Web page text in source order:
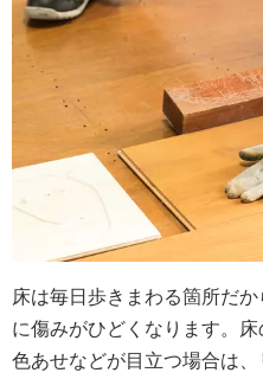
床は毎日歩きまわる箇所だ
に傷みがひどくなります。
色あせなどが目立つ場合は、